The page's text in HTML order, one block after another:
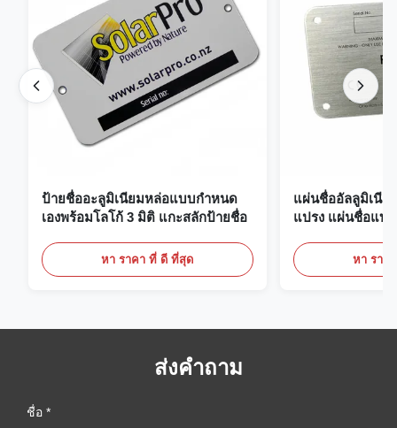
ป้ายชื่ออะลูมิเนียมหล่อแบบกำหนด
เองพร้อมโลโก้ 3 มิติ แกะสลักป้ายชื่อ
หา ราคา ที่ ดี ที่สุด
แผ่นชื่ออัลลูมิเนีย
แปรง แผ่นชื่อแบ
หา ราค
ส่งคำถาม
ชื่อ *